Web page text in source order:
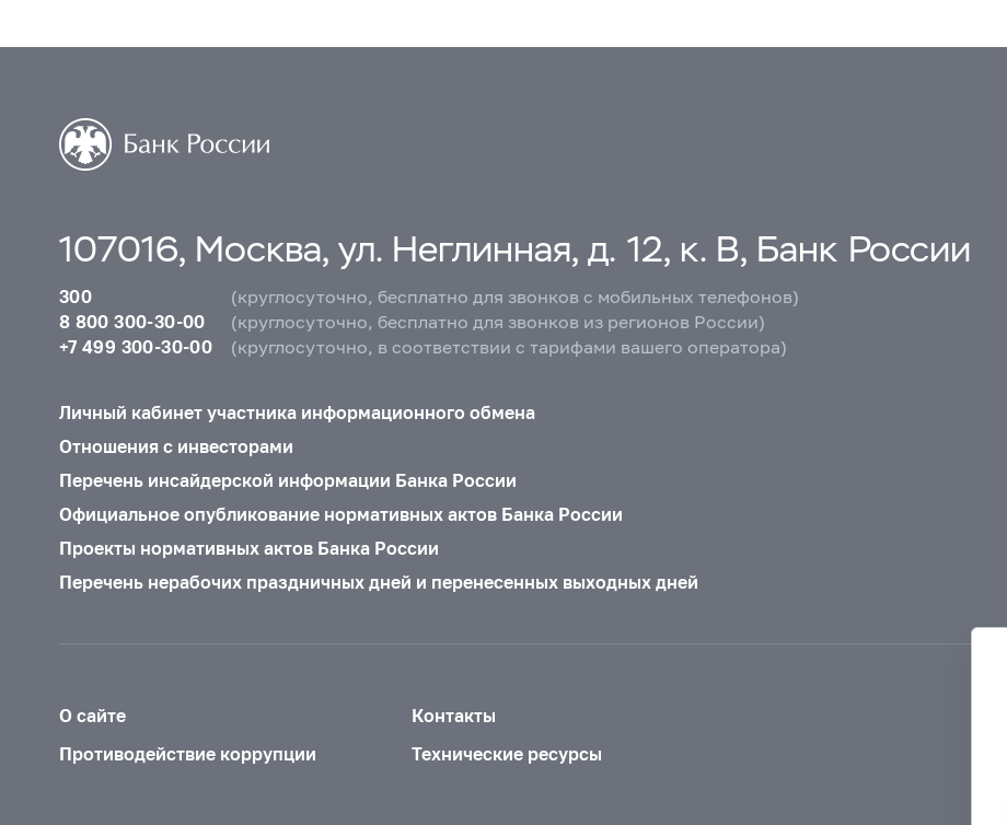
107016, Москва, ул. Неглинная, д. 12, к. В, Банк России
300
(круглосуточно, бесплатно для звонков с мобильных телефонов)
8 800 300-30-00
(круглосуточно, бесплатно для звонков из регионов России)
+7 499 300-30-00
(круглосуточно, в соответствии с тарифами вашего оператора)
Личный кабинет участника информационного обмена
Отношения с инвесторами
Перечень инсайдерской информации Банка России
Официальное опубликование нормативных актов Банка России
Проекты нормативных актов Банка России
Перечень нерабочих праздничных дней и перенесенных выходных дней
О сайте
Контакты
Противодействие коррупции
Технические ресурсы